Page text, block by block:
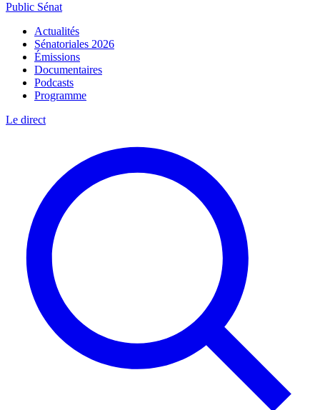
Public Sénat
Actualités
Sénatoriales 2026
Émissions
Documentaires
Podcasts
Programme
Le direct